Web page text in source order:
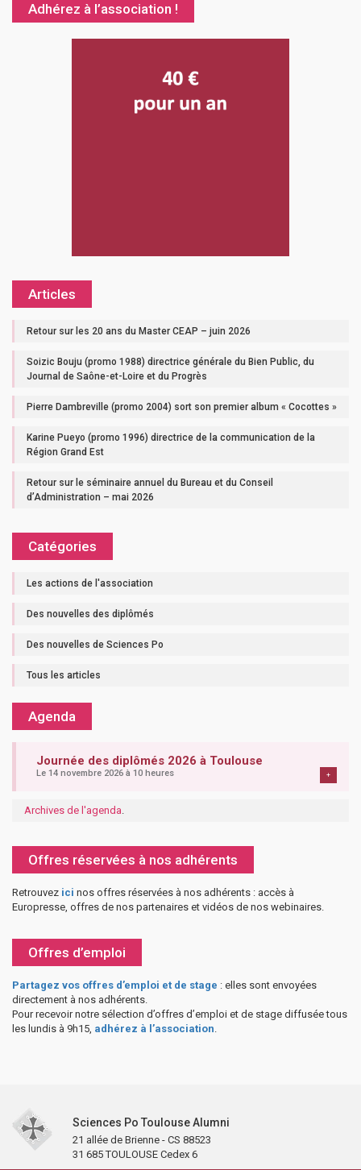
Adhérez à l’association !
Articles
Retour sur les 20 ans du Master CEAP – juin 2026
Soizic Bouju (promo 1988) directrice générale du Bien Public, du
Journal de Saône-et-Loire et du Progrès
Pierre Dambreville (promo 2004) sort son premier album « Cocottes »
Karine Pueyo (promo 1996) directrice de la communication de la
Région Grand Est
Retour sur le séminaire annuel du Bureau et du Conseil
d’Administration – mai 2026
Catégories
Les actions de l'association
Des nouvelles des diplômés
Des nouvelles de Sciences Po
Tous les articles
Agenda
Journée des diplômés 2026 à Toulouse
Le 14 novembre 2026 à 10 heures +
Archives de l'agenda.
Offres réservées à nos adhérents
Retrouvez ici nos offres réservées à nos adhérents : accès à
Europresse, offres de nos partenaires et vidéos de nos webinaires.
Offres d’emploi
Partagez vos offres d’emploi et de stage : elles sont envoyées
directement à nos adhérents.
Pour recevoir notre sélection d’offres d’emploi et de stage diffusée tous
les lundis à 9h15, adhérez à l’association.
Sciences Po Toulouse Alumni
21 allée de Brienne - CS 88523
31 685 TOULOUSE Cedex 6